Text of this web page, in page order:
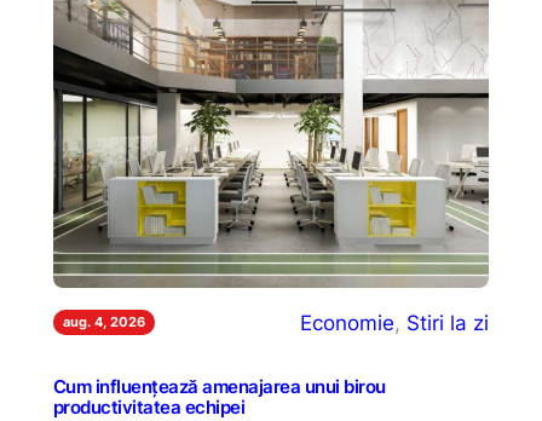
aug. 4, 2026 Economie, Stiri la zi
Cum influențează amenajarea unui birou
productivitatea echipei